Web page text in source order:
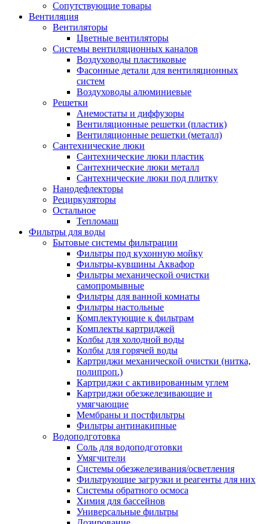
Сопутствующие товары
Вентиляция
Вентиляторы
Цветные вентиляторы
Системы вентиляционных каналов
Воздуховоды пластиковые
Фасонные детали для вентиляционных
систем
Воздуховоды алюминиевые
Решетки
Анемостаты и диффузоры
Вентиляционные решетки (пластик)
Вентиляционные решетки (металл)
Сантехнические люки
Сантехнические люки пластик
Сантехнические люки металл
Сантехнические люки под плитку
Нанодефлекторы
Рециркуляторы
Остальное
Тепломаш
Фильтры для воды
Бытовые системы фильтрации
Фильтры под кухонную мойку
Фильтры-кувшины Аквафор
Фильтры механической очистки
самопромывные
Фильтры для ванной комнаты
Фильтры настольные
Комплектующие к фильтрам
Комплекты картриджей
Колбы для холодной воды
Колбы для горячей воды
Картриджи механической очистки (нитка,
полипроп.)
Картриджи с активированным углем
Картриджи обезжелезивающие и
умягчающие
Мембраны и постфильтры
Фильтры антинакипные
Водоподготовка
Соль для водоподготовки
Умягчители
Системы обезжелезивания/осветления
Фильтрующие загрузки и реагенты для них
Системы обратного осмоса
Химия для бассейнов
Универсальные фильтры